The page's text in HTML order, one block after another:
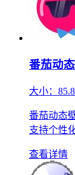
番茄动
大小：
番茄动态
支持个性
查看详情